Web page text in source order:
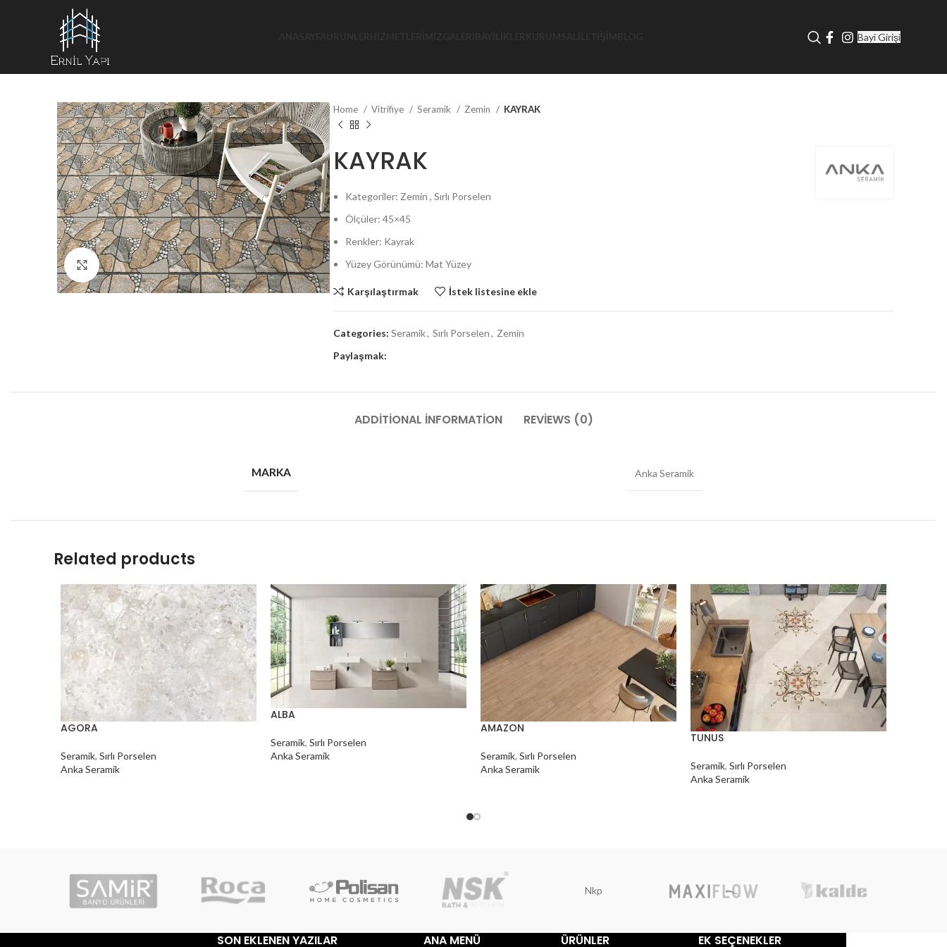
Bayi Girişi
Büyütmek için tıklayın
Home Vitrifiye Seramik Zemin KAYRAK
KAYRAK
Kategoriler: Zemin , Sırlı Porselen
Ölçüler: 45×45
Renkler: Kayrak
Yüzey Görünümü: Mat Yüzey
Karşılaştırmak İstek listesine ekle
Categories: Seramik, Sırlı Porselen, Zemin
Paylaşmak:
ADDITIONAL INFORMATION REVIEWS (0)
MARKA Anka Seramik
Related products
AGORA
Seramik, Sırlı Porselen
Anka Seramik
ALBA
Seramik, Sırlı Porselen
Anka Seramik
AMAZON
Seramik, Sırlı Porselen
Anka Seramik
TUNUS
Seramik, Sırlı Porselen
Anka Seramik
Nkp
SON EKLENEN YAZILAR ANA MENÜ ÜRÜNLER EK SEÇENEKLER